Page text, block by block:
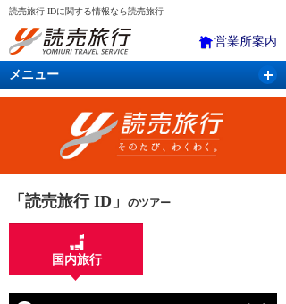
読売旅行 IDに関する情報なら読売旅行
営業所案内
メニュー
国内旅行 バスツアー 海外旅行
「読売旅行 ID」 のツアー
国内旅行